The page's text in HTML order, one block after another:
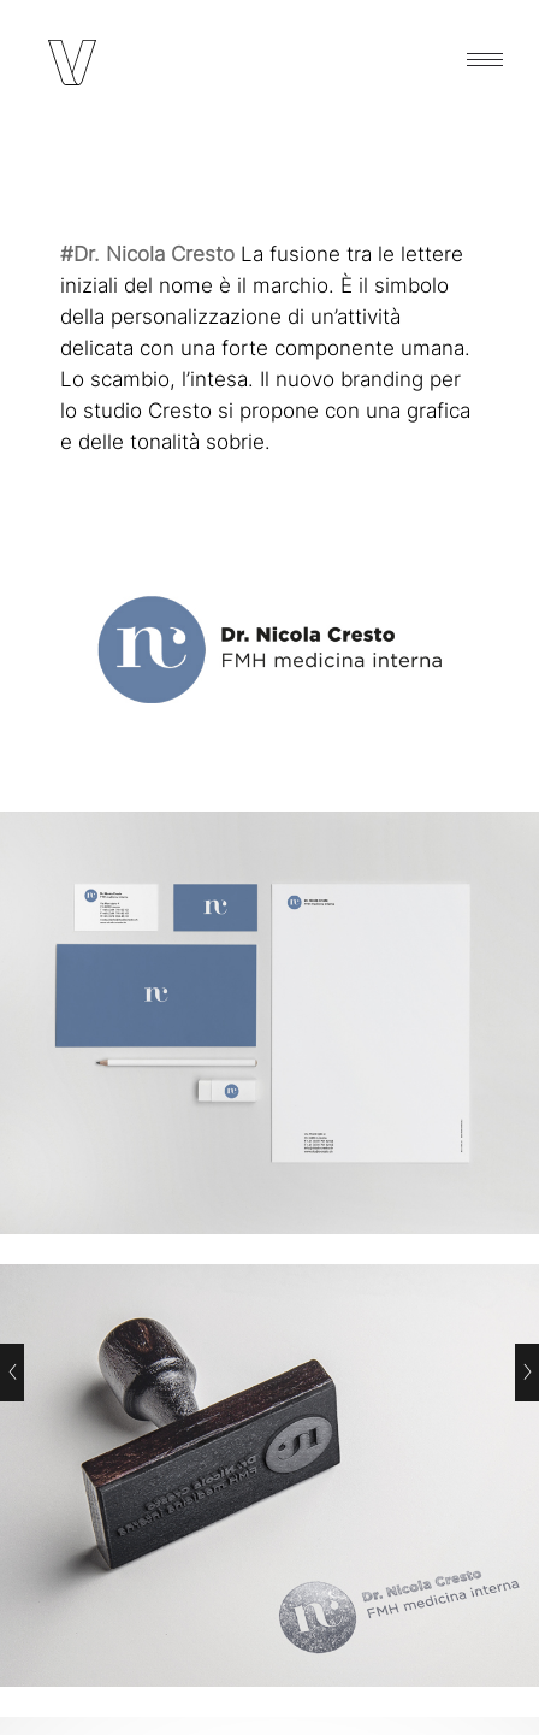
#Dr. Nicola Cresto La fusione tra le lettere
iniziali del nome è il marchio. È il simbolo
della personalizzazione di un’attività
delicata con una forte componente umana.
Lo scambio, l’intesa. Il nuovo branding per
lo studio Cresto si propone con una grafica
e delle tonalità sobrie.